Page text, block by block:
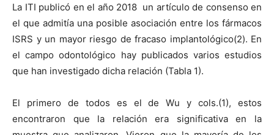
La ITI publicó en el año 2018 un artículo de consenso en
el que admitía una posible asociación entre los fármacos
ISRS y un mayor riesgo de fracaso implantológico(2). En
el campo odontológico hay publicados varios estudios
que han investigado dicha relación (Tabla 1).
El primero de todos es el de Wu y cols.(1), estos
encontraron que la relación era significativa en la